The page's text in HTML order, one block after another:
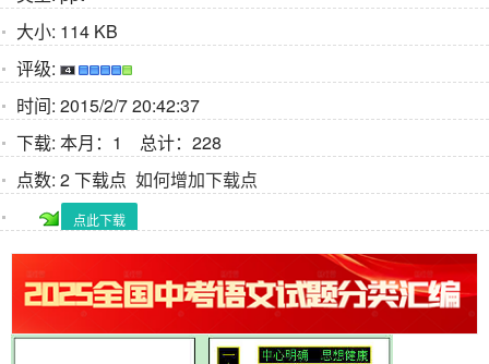
大小: 114 KB
评级:
时间: 2015/2/7 20:42:37
下载: 本月：1 总计：228
点数: 2 下载点 如何增加下载点
点此下载